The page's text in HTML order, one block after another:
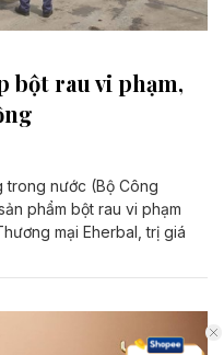
bột rau vi phạm,
trong nước (Bộ Công
phẩm bột rau vi phạm
mại Eherbal, trị giá